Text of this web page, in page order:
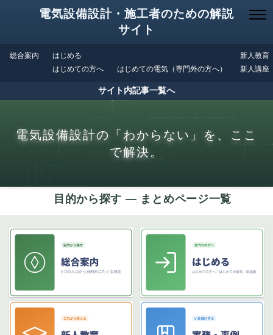
電気設備設計・施工者のための解説
サイト
総合案内
はじめる
はじめての方へ
はじめての電気（専門外の方へ）
新人教育
新人講座
サイト内記事一覧へ
電気設備設計の「わからない」を、ここ
で解決。